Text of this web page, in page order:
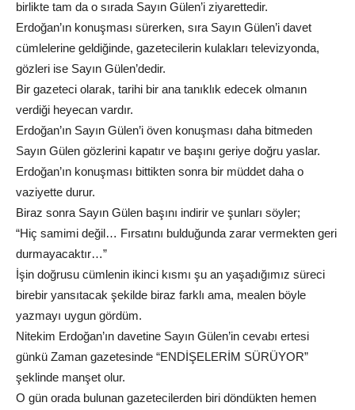
birlikte tam da o sırada Sayın Gülen’i ziyarettedir.
Erdoğan’ın konuşması sürerken, sıra Sayın Gülen’i davet
cümlelerine geldiğinde, gazetecilerin kulakları televizyonda,
gözleri ise Sayın Gülen’dedir.
Bir gazeteci olarak, tarihi bir ana tanıklık edecek olmanın
verdiği heyecan vardır.
Erdoğan’ın Sayın Gülen’i öven konuşması daha bitmeden
Sayın Gülen gözlerini kapatır ve başını geriye doğru yaslar.
Erdoğan’ın konuşması bittikten sonra bir müddet daha o
vaziyette durur.
Biraz sonra Sayın Gülen başını indirir ve şunları söyler;
“Hiç samimi değil… Fırsatını bulduğunda zarar vermekten geri
durmayacaktır…”
İşin doğrusu cümlenin ikinci kısmı şu an yaşadığımız süreci
birebir yansıtacak şekilde biraz farklı ama, mealen böyle
yazmayı uygun gördüm.
Nitekim Erdoğan’ın davetine Sayın Gülen’in cevabı ertesi
günkü Zaman gazetesinde “ENDİŞELERİM SÜRÜYOR”
şeklinde manşet olur.
O gün orada bulunan gazetecilerden biri döndükten hemen